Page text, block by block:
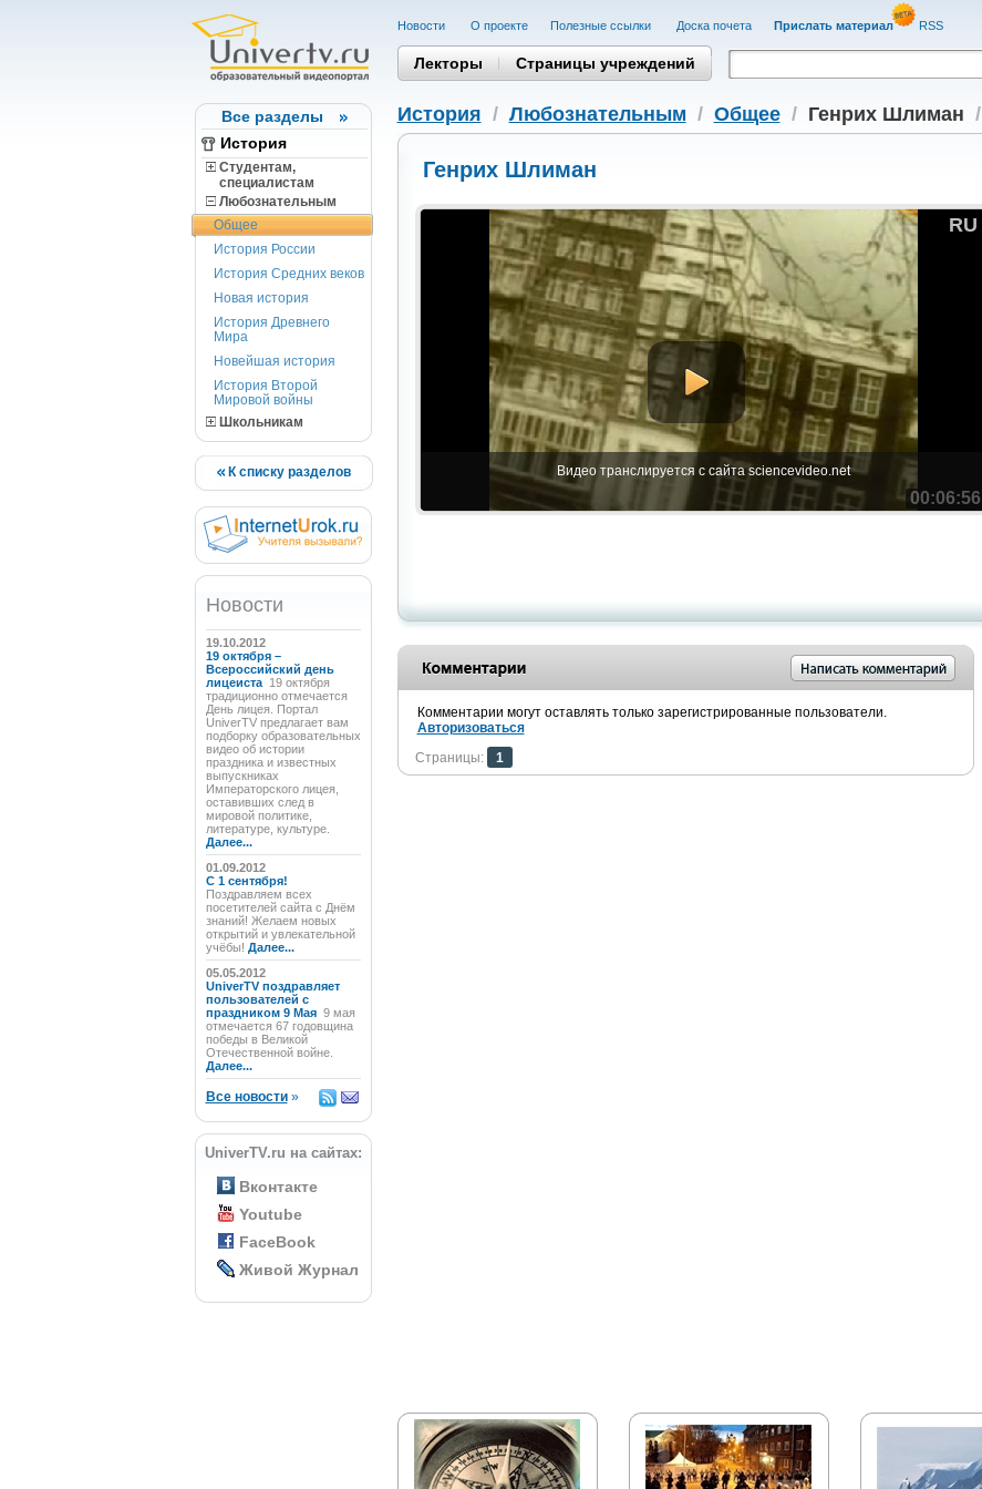
Все разделы
История
Студентам,
cпециалистам
Любознательным
Общее
История России
История Средних веков
Новая история
История Древнего
Мира
Новейшая история
История Второй
Мировой войны
Школьникам
К списку разделов
Новости
19.10.2012
19 октября –
Всероссийский день
лицеиста 19 октября
традиционно отмечается
День лицея. Портал
UniverTV предлагает вам
подборку образовательных
видео об истории
праздника и известных
выпускниках
Императорского лицея,
оставивших след в
мировой политике,
литературе, культуре.
Далее...
01.09.2012
C 1 сентября!
Поздравляем всех
посетителей сайта с Днём
знаний! Желаем новых
открытий и увлекательной
учёбы! Далее...
05.05.2012
UniverTV поздравляет
пользователей с
праздником 9 Мая 9 мая
отмечается 67 годовщина
победы в Великой
Отечественной войне.
Далее...
Все новости»
UniverTV.ru на сайтах:
Вконтакте
Youtube
FaceBook
Живой Журнал
Новости О проекте Полезные cсылки Доска почета Прислать материал RSS
Лекторы Страницы учреждений
История / Любознательным / Общее/ Генрих Шлиман /
Генрих Шлиман
RU
00:06:56
Видео транслируется с сайта sciencevideo.net
Комментарии могут оставлять только зарегистрированные пользователи.
Авторизоваться
Страницы:
1